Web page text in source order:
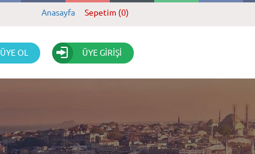
Anasayfa Sepetim (0)
ÜYE OL ÜYE GİRİŞİ